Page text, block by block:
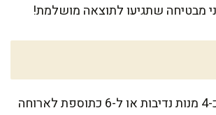
מבטיחה שתגיעו לתוצאה מושלמת!
המתכון מתאים לכ-4 מנות נדיבות או ל-6 כתוספת לארוחה